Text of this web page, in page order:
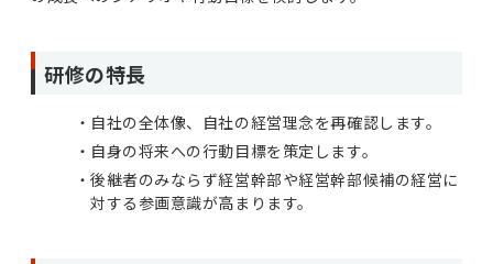
研修の特長
自社の全体像、自社の経営理念を再確認します。
自身の将来への行動目標を策定します。
後継者のみならず経営幹部や経営幹部候補の経営に
対する参画意識が高まります。